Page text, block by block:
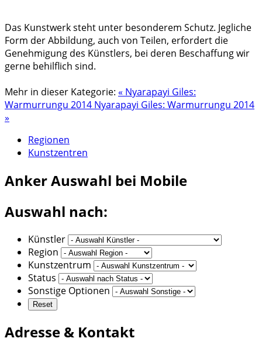
Das Kunstwerk steht unter besonderem Schutz. Jegliche
Form der Abbildung, auch von Teilen, erfordert die
Genehmigung des Künstlers, bei deren Beschaffung wir
gerne behilflich sind.
Mehr in dieser Kategorie: « Nyarapayi Giles:
Warmurrungu 2014 Nyarapayi Giles: Warmurrungu 2014
»
Regionen
Kunstzentren
AnkerAuswahl bei Mobile
Auswahl nach:
Künstler
Region
Kunstzentrum
Status
Sonstige Optionen
Adresse & Kontakt